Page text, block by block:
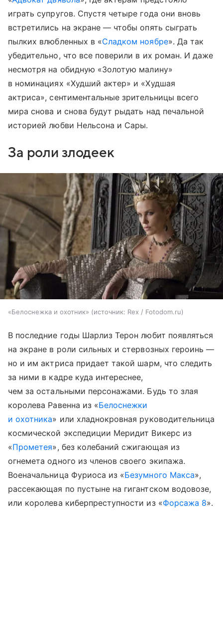
играть супругов. Спустя четыре года они вновь
встретились на экране — чтобы опять сыграть
пылких влюбленных в «Сладком ноябре». Да так
убедительно, что все поверили в их роман. И даже
несмотря на обидную «Золотую малину»
в номинациях «Худший актер» и «Худшая
актриса», сентиментальные зрительницы всего
мира снова и снова будут рыдать над печальной
историей любви Нельсона и Сары.
За роли злодеек
«Белоснежка и охотник» источник: Rex / Fotodom.ru
В последние годы Шарлиз Терон любит появляться
на экране в роли сильных и стервозных героинь —
но и им актриса придает такой шарм, что следить
за ними в кадре куда интереснее,
чем за остальными персонажами. Будь то злая
королева Равенна из «Белоснежки
и охотника» или хладнокровная руководительница
космической экспедиции Меридит Викерс из
«Прометея», без колебаний сжигающая из
огнемета одного из членов своего экипажа.
Военачальница Фуриоса из «Безумного Макса»,
рассекающая по пустыне на гигантском водовозе,
или королева киберпреступности из «Форсажа 8».